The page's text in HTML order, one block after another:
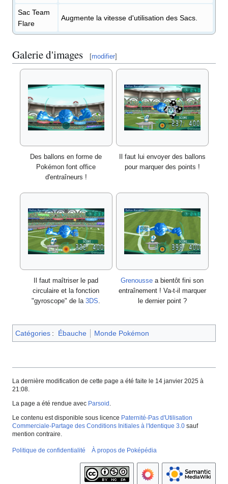
Sac Team
Flare
Augmente la vitesse d'utilisation des Sacs.
Galerie d'images [modifier]
Des ballons en forme de
Pokémon font office
d'entraîneurs !
Il faut lui envoyer des ballons
pour marquer des points !
Il faut maîtriser le pad
circulaire et la fonction
"gyroscope" de la 3DS
Grenousse a bientôt fini son
entraînement ! Va-t-il marquer
le dernier point ?
Catégories : Ébauche Monde Pokémon
La dernière modification de cette page a été faite le 14 janvier 2025 à
21:08.
La page a été rendue avec Parsoid .
Le contenu est disponible sous licence Paternité-Pas d'Utilisation
Commerciale-Partage des Conditions Initiales à l'Identique 3.0 sauf
mention contraire.
Politique de confidentialité À propos de Poképédia